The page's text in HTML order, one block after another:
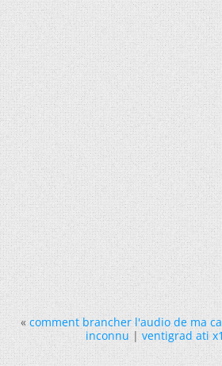
« comment brancher l'audio de ma
inconnu|ventigrad ati